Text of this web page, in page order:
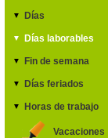
▼ Días
▼ Días laborables
▼ Fin de semana
▼ Días feriados
▼ Horas de trabajo
Vacaciones